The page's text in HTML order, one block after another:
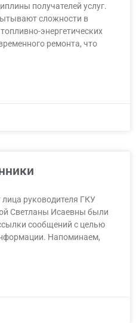
получателей услуг.
сложности в
энергетических
ремонта, что
руководителя ГКУ
Светланы Исаевны были
сообщений с целью
Напоминаем,